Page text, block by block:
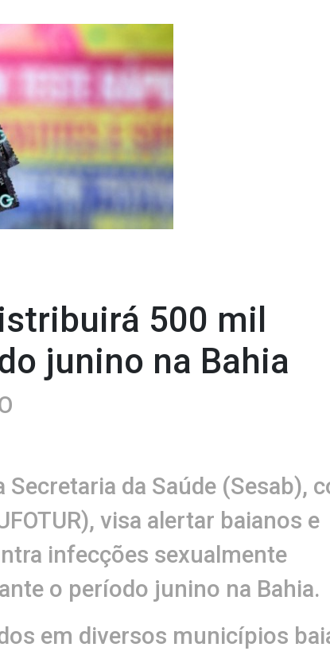
500 mil
junino na Bahia
Secretaria da Saúde (Sesab),
visa alertar baianos e
infecções sexualmente
o período junino na Bahia.
em diversos municípios